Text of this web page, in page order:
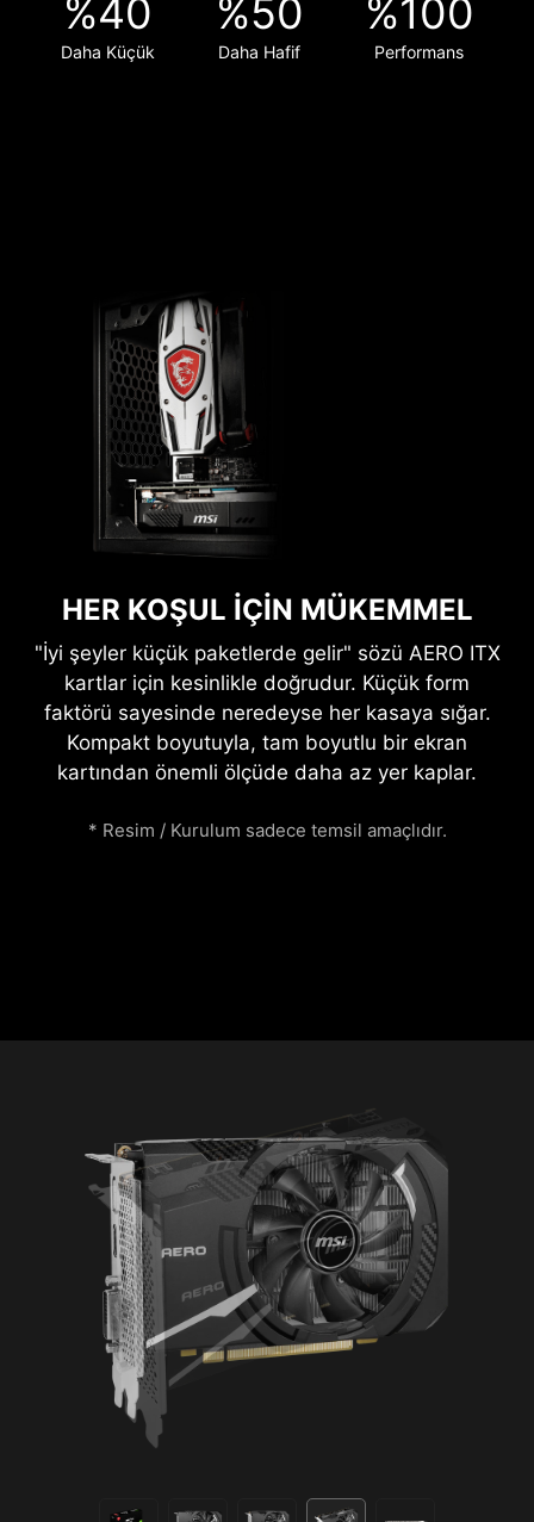
%40
Daha Küçük
%50
Daha Hafif
%100
Performans
HER KOŞUL İÇİN MÜKEMMEL
"İyi şeyler küçük paketlerde gelir" sözü AERO ITX
kartlar için kesinlikle doğrudur. Küçük form
faktörü sayesinde neredeyse her kasaya sığar.
Kompakt boyutuyla, tam boyutlu bir ekran
kartından önemli ölçüde daha az yer kaplar.
* Resim / Kurulum sadece temsil amaçlıdır.